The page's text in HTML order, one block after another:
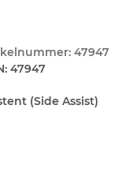
47947
47947
(Side Assist)